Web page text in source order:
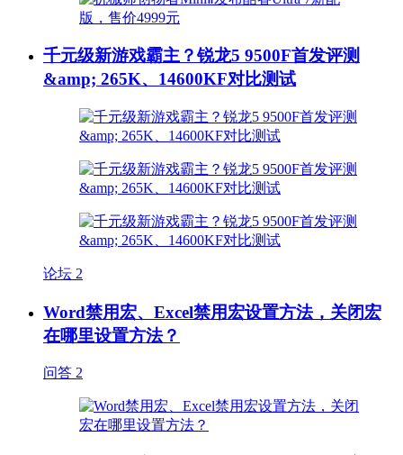
千元级新游戏霸主？锐龙5 9500F首发评测
&amp; 265K、14600KF对比测试
论坛 2
Word禁用宏、Excel禁用宏设置方法，关闭宏
在哪里设置方法？
问答 2